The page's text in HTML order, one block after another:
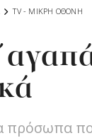
TV - MΙΚΡΗ ΟΘΟΝΗ
πρόσωπα